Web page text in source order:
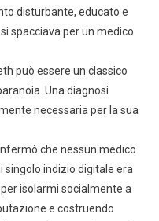
disturbante, educato e
spacciava per un medico
può essere un classico
Una diagnosi
necessaria per la sua
che nessun medico
singolo indizio digitale era
isolarmi socialmente a
e costruendo